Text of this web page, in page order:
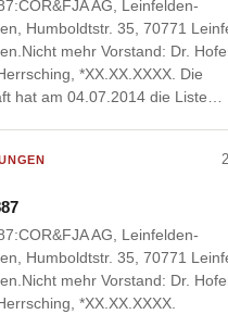
AG, Leinfelden-
Humboldtstr. 35, 70771
mehr Vorstand: Dr.
*XX.XX.XXXX. Die
hat am 04.07.2014 die Liste…
AG, Leinfelden-
Humboldtstr. 35, 70771
mehr Vorstand: Dr.
*XX.XX.XXXX.